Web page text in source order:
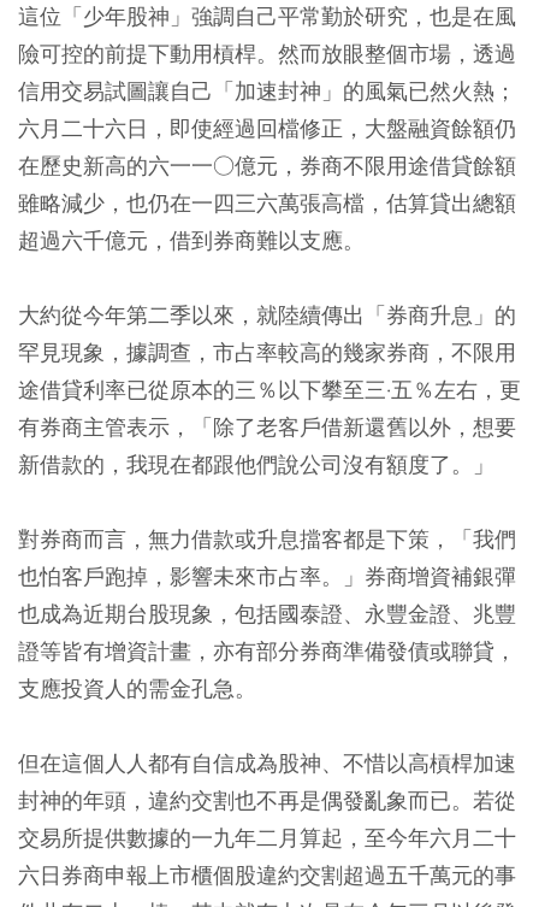
這位「少年股神」強調自己平常勤於研究，也是在風
險可控的前提下動用槓桿。然而放眼整個市場，透過
信用交易試圖讓自己「加速封神」的風氣已然火熱；
六月二十六日，即使經過回檔修正，大盤融資餘額仍
在歷史新高的六一一○億元，券商不限用途借貸餘額
雖略減少，也仍在一四三六萬張高檔，估算貸出總額
超過六千億元，借到券商難以支應。
大約從今年第二季以來，就陸續傳出「券商升息」的
罕見現象，據調查，市占率較高的幾家券商，不限用
途借貸利率已從原本的三％以下攀至三·五％左右，更
有券商主管表示，「除了老客戶借新還舊以外，想要
新借款的，我現在都跟他們說公司沒有額度了。」
對券商而言，無力借款或升息擋客都是下策，「我們
也怕客戶跑掉，影響未來市占率。」券商增資補銀彈
也成為近期台股現象，包括國泰證、永豐金證、兆豐
證等皆有增資計畫，亦有部分券商準備發債或聯貸，
支應投資人的需金孔急。
但在這個人人都有自信成為股神、不惜以高槓桿加速
封神的年頭，違約交割也不再是偶發亂象而已。若從
交易所提供數據的一九年二月算起，至今年六月二十
六日券商申報上市櫃個股違約交割超過五千萬元的事